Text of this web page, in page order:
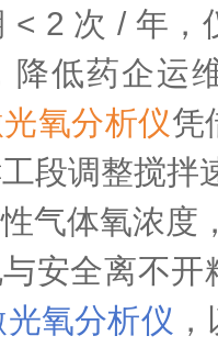
< 2 次 / 年，
降低药企运
氧分析仪凭
段调整搅拌
气体氧浓度
安全离不开
光氧分析仪